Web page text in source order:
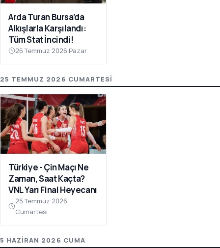
Arda Turan Bursa’da
Alkışlarla Karşılandı:
Tüm Stat İncindi!
26 Temmuz 2026 Pazar
25 TEMMUZ 2026 CUMARTESI
Türkiye - Çin Maçı Ne
Zaman, Saat Kaçta?
VNL Yarı Final Heyecanı
25 Temmuz 2026
Cumartesi
5 HAZIRAN 2026 CUMA